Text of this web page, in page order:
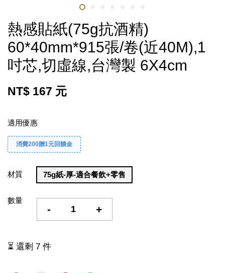
熱感貼紙(75g抗酒精)
60*40mm*915張/卷(近40M),1
吋芯,切虛線,台灣製 6X4cm
NT$ 167 元
適用優惠
消費200贈1元回饋金
材質 75g紙-厚-適合餐飲+零售
數量
- +
⏳ 還剩 7 件